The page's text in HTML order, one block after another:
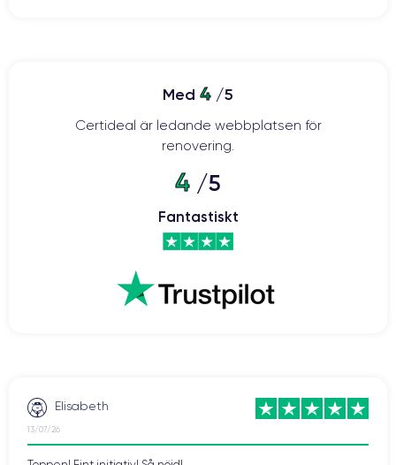
Med 4 /5
Certideal är ledande webbplatsen för
renovering.
4 /5
Fantastiskt
Elisabeth
13/07/26